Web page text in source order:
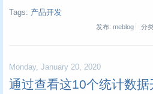
Tags: 产品开发
发布: meblog 分
Monday, January 20, 2020
通过查看这10个统计数